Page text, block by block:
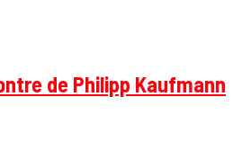
de Philipp Kaufmann